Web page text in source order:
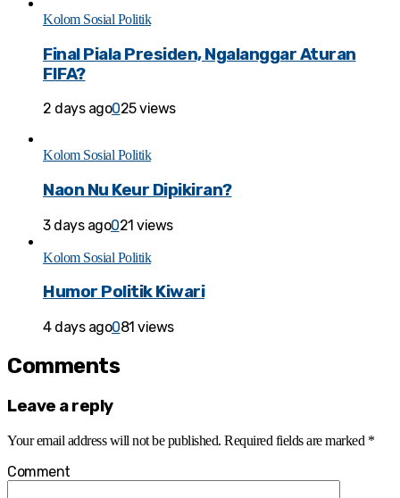
Kolom Sosial Politik
Final Piala Presiden, Ngalanggar Aturan
FIFA?
2 days ago025 views
Kolom Sosial Politik
Naon Nu Keur Dipikiran?
3 days ago021 views
Kolom Sosial Politik
Humor Politik Kiwari
4 days ago081 views
Comments
Leave a reply
Your email address will not be published. Required fields are marked *
Comment